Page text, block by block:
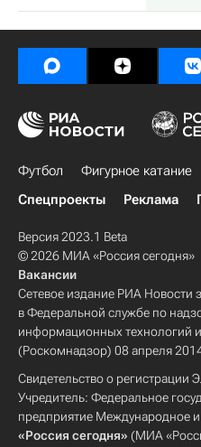
Футбол Фигурное катание
Спецпроекты
Реклама
Версия 2023.1 Beta
© 2026 МИА «Россия сегодня»
Вакансии
Сетевое издание РИА Новости
в Федеральной службе по
информационных технологий
(Роскомнадзор) 08 апреля
Свидетельство о
Учредитель: Федеральное
предприятие Международное
«Россия сегодня» (МИА